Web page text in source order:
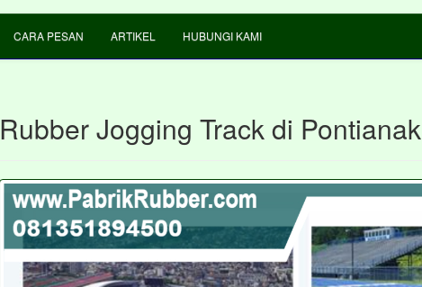
CARA PESAN ARTIKEL HUBUNGI KAMI
Rubber Jogging Track di Pontianak